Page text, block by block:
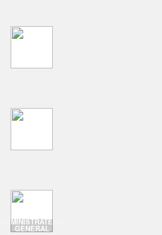
ADMINISTRATEUR
GENERAL